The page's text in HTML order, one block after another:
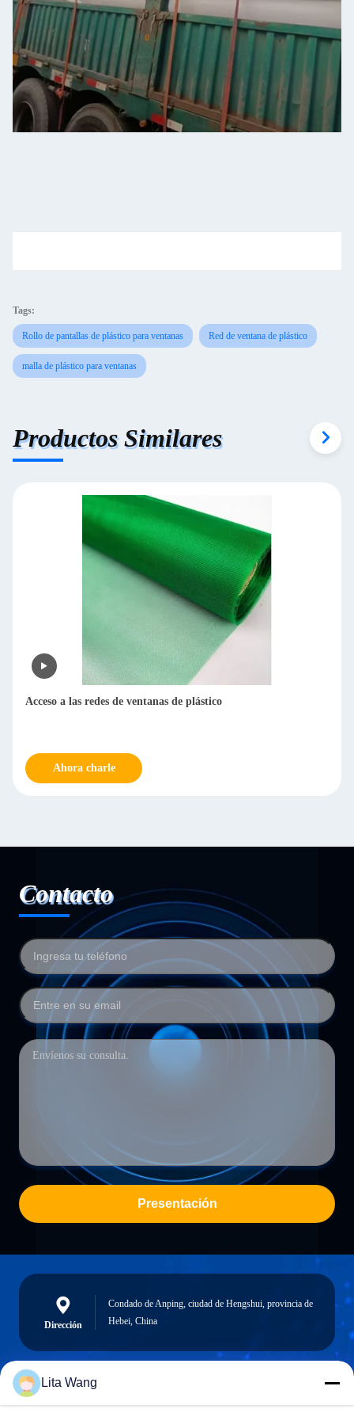
Tags:
Rollo de pantallas de plástico para ventanas Red de ventana de plástico
malla de plástico para ventanas
Productos Similares
Acceso a las redes de ventanas de plástico
Ahora charle
Contacto
Presentación
Dirección
Condado de Anping, ciudad de Hengshui, provincia de
Hebei, China
lita@screenmeshnet.com
Lita Wang